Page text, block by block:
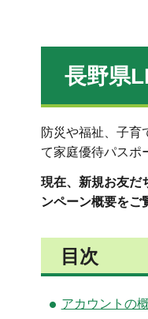
長野県
防災や福祉、子育
て家庭優待パスポ
現在、新規お友だ
ンペーン概要をご
目次
アカウントの